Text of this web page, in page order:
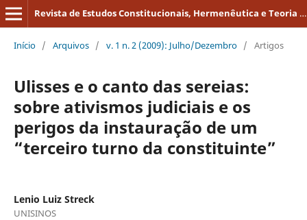
Revista de Estudos Constitucionais, Hermenêutica e Teoria do Direito
Início / Arquivos / v. 1 n. 2 (2009): Julho/Dezembro / Artigos
Ulisses e o canto das sereias:
sobre ativismos judiciais e os
perigos da instauração de um
“terceiro turno da constituinte”
Lenio Luiz Streck
UNISINOS